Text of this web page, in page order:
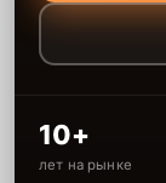
10+
лет на рынке